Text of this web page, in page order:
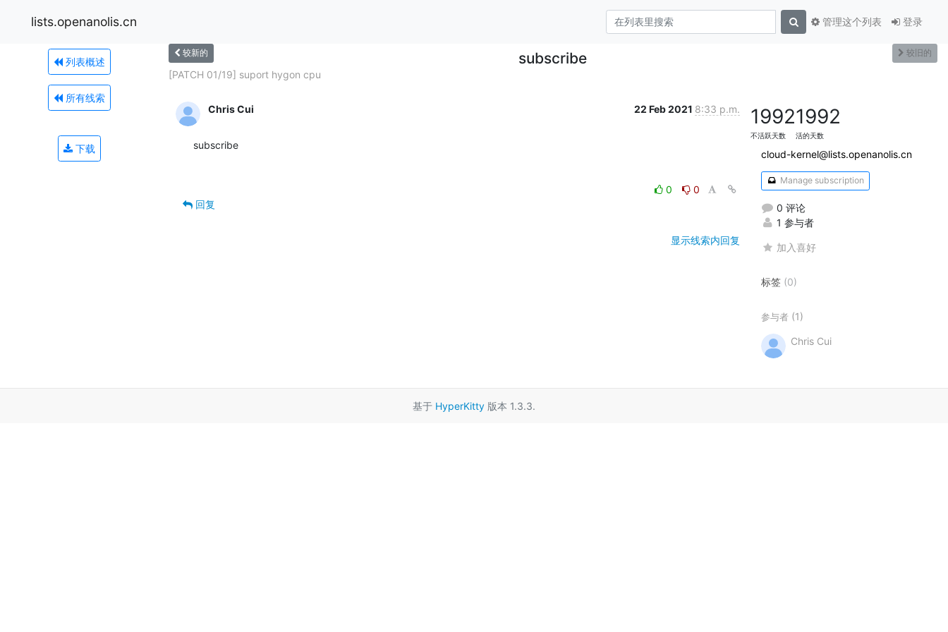
lists.openanolis.cn 登录
管理这个列表
列表概述
所有线索
下载
较新的 subscribe 较旧的
[PATCH 01/19] suport hygon cpu
Chris Cui 22 Feb 2021 8:33 p.m.
subscribe
0
0
回复
显示线索内回复
1992
不活跃天数
1992
活的天数
cloud-kernel@lists.openanolis.cn
Manage subscription
0 评论
1 参与者
加入喜好
标签 (0)
参与者 (1)
Chris Cui
基于 HyperKitty 版本 1.3.3.